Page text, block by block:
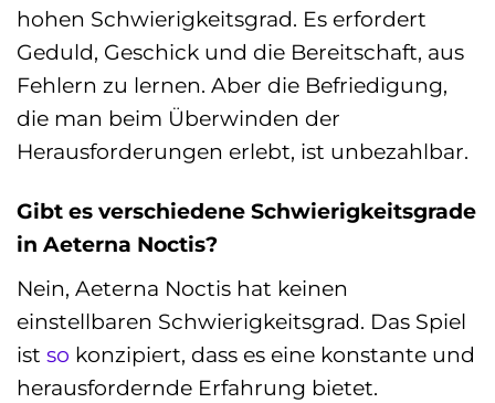
hohen Schwierigkeitsgrad. Es erfordert
Geduld, Geschick und die Bereitschaft, aus
Fehlern zu lernen. Aber die Befriedigung,
die man beim Überwinden der
Herausforderungen erlebt, ist unbezahlbar.
Gibt es verschiedene Schwierigkeitsgrade
in Aeterna Noctis?
Nein, Aeterna Noctis hat keinen
einstellbaren Schwierigkeitsgrad. Das Spiel
ist so konzipiert, dass es eine konstante und
herausfordernde Erfahrung bietet.